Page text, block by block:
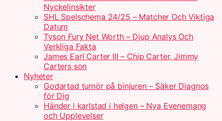
Nyckelinsikter
SHL Spelschema 24/25 – Matcher Och Viktiga
Datum
Tyson Fury Net Worth – Djup Analys Och
Verkliga Fakta
James Earl Carter III – Chip Carter, Jimmy
Carters son
Nyheter
Godartad tumör på binjuren – Säker Diagnos
för Dig
Händer i karlstad i helgen – Nya Evenemang
och Upplevelser